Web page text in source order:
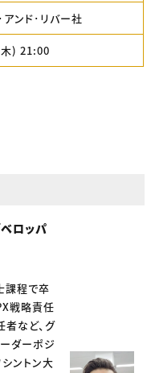
ンド･リバー社
) 21:00
ロッパ
課程で卒
戦略責任
者など、グ
ダーポジ
シントン大